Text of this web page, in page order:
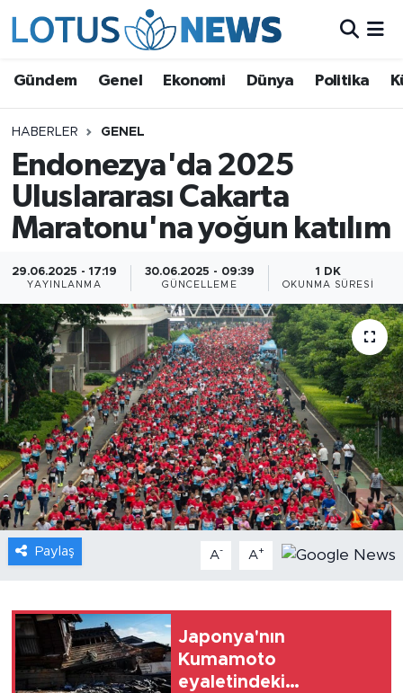
Gündem Genel Ekonomi Dünya Politika
HABERLER GENEL
Endonezya'da 2025
Uluslararası Cakarta
Maratonu'na yoğun katılım
29.06.2025 - 17:19
YAYINLANMA
30.06.2025 - 09:39
GÜNCELLEME
1 DK
OKUNMA SÜRESI
Paylaş A- A+
Japonya'nın
Kumamoto
eyaletindeki
Ekonomi
Dünya
Politika
Bilim ve Teknoloji
Çin Fuarları
Gündem
Video
Sağlık
Xinhua
Xinhua Türkiye